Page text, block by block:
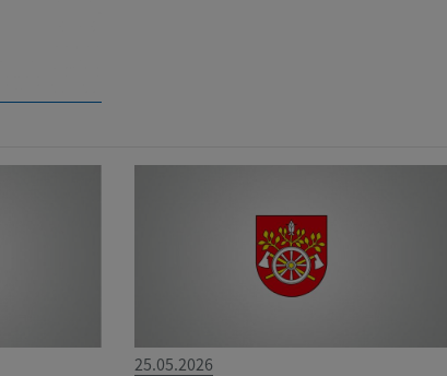
25.05.2026